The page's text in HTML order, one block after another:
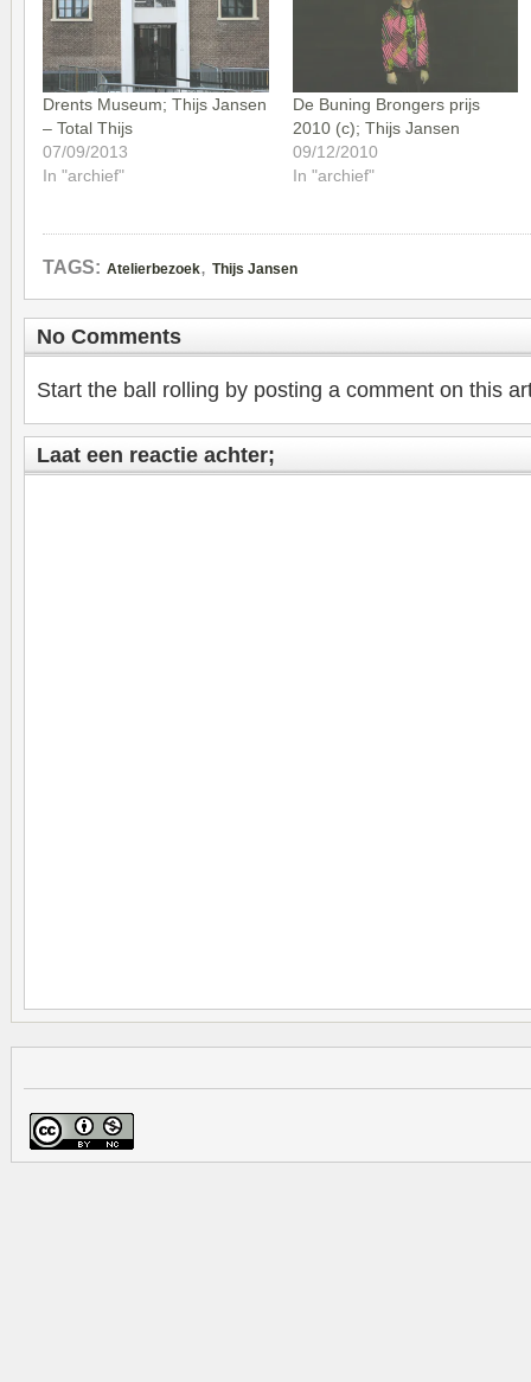
Drents Museum; Thijs Jansen
– Total Thijs
07/09/2013
In "archief"
De Buning Brongers prijs
2010 (c); Thijs Jansen
09/12/2010
In "archief"
TAGS: Atelierbezoek, Thijs Jansen
No Comments
Start the ball rolling by posting a comment on this
Laat een reactie achter;